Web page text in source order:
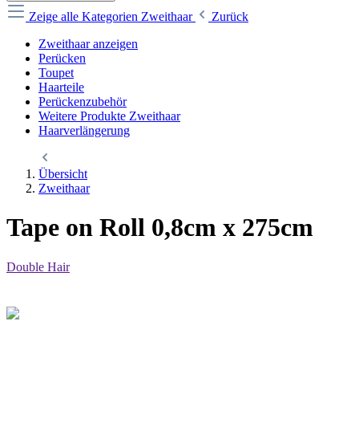
Zeige alle Kategorien Zweithaar
Zurück
Zweithaar anzeigen
Perücken
Toupet
Haarteile
Perückenzubehör
Weitere Produkte Zweithaar
Haarverlängerung
Übersicht
Zweithaar
Tape on Roll 0,8cm x 275cm
Double Hair